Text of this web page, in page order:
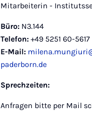
Mitarbeiterin -
Büro: N3.144
Telefon: +49 5251 60-5617
E-Mail:
paderborn.de
Sprechzeiten:
Anfragen bitte per Mail